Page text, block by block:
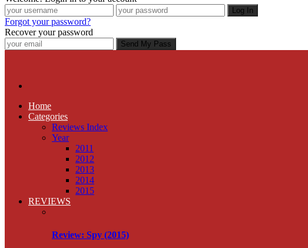
Forgot your password?
Recover your password
Home
Categories
Reviews Index
Year
2011
2012
2013
2014
2015
REVIEWS
Review: Spy (2015)